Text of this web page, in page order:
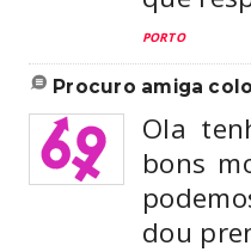
PORTO
procuro amiga
Ola
bons
dou